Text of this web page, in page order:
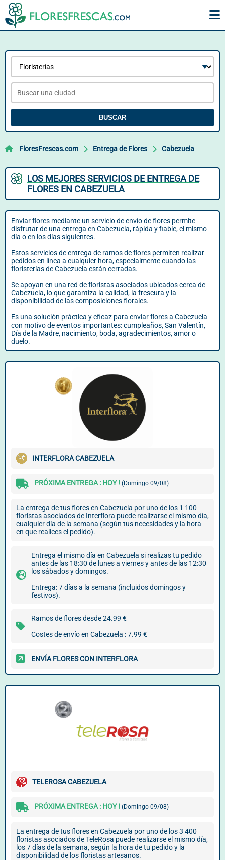
BUSCAR
FloresFrescas.com Entrega de Flores Cabezuela
LOS MEJORES SERVICIOS DE ENTREGA DE
FLORES EN CABEZUELA
Enviar flores mediante un servicio de envío de flores permite
disfrutar de una entrega en Cabezuela, rápida y fiable, el mismo
día o en los días siguientes.
Estos servicios de entrega de ramos de flores permiten realizar
pedidos en línea a cualquier hora, especialmente cuando las
floristerías de Cabezuela están cerradas.
Se apoyan en una red de floristas asociados ubicados cerca de
Cabezuela, lo que garantiza la calidad, la frescura y la
disponibilidad de las composiciones florales.
Es una solución práctica y eficaz para enviar flores a Cabezuela
con motivo de eventos importantes: cumpleaños, San Valentín,
Día de la Madre, nacimiento, boda, agradecimientos, amor o
duelo.
INTERFLORA CABEZUELA
PRÓXIMA ENTREGA : HOY ! (Domingo 09/08)
La entrega de tus flores en Cabezuela por uno de los 1 100
floristas asociados de Interflora puede realizarse el mismo día,
cualquier día de la semana (según tus necesidades y la hora
en que realices el pedido).
Entrega el mismo día en Cabezuela si realizas tu pedido
antes de las 18:30 de lunes a viernes y antes de las 12:30
los sábados y domingos.
Entrega: 7 días a la semana (incluidos domingos y
festivos).
Ramos de flores desde 24.99 €
Costes de envío en Cabezuela : 7.99 €
ENVÍA FLORES CON INTERFLORA
TELEROSA CABEZUELA
PRÓXIMA ENTREGA : HOY ! (Domingo 09/08)
La entrega de tus flores en Cabezuela por uno de los 3 400
floristas asociados de TeleRosa puede realizarse el mismo día,
los 7 días de la semana, según la hora de tu pedido y la
disponibilidad de los floristas artesanos.